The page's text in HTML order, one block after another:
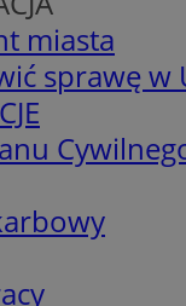
miasta
sprawę